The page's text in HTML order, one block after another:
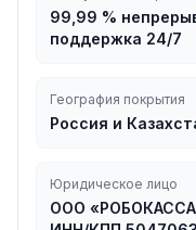
99,99 %
поддержка 24/7
География покрытия
Россия и
Юридическое лицо
ООО